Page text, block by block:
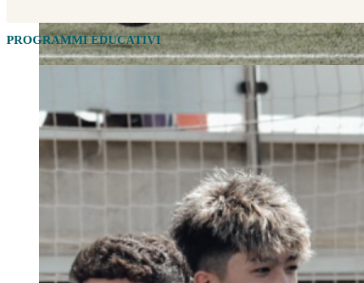
PROGRAMMI EDUCATIVI